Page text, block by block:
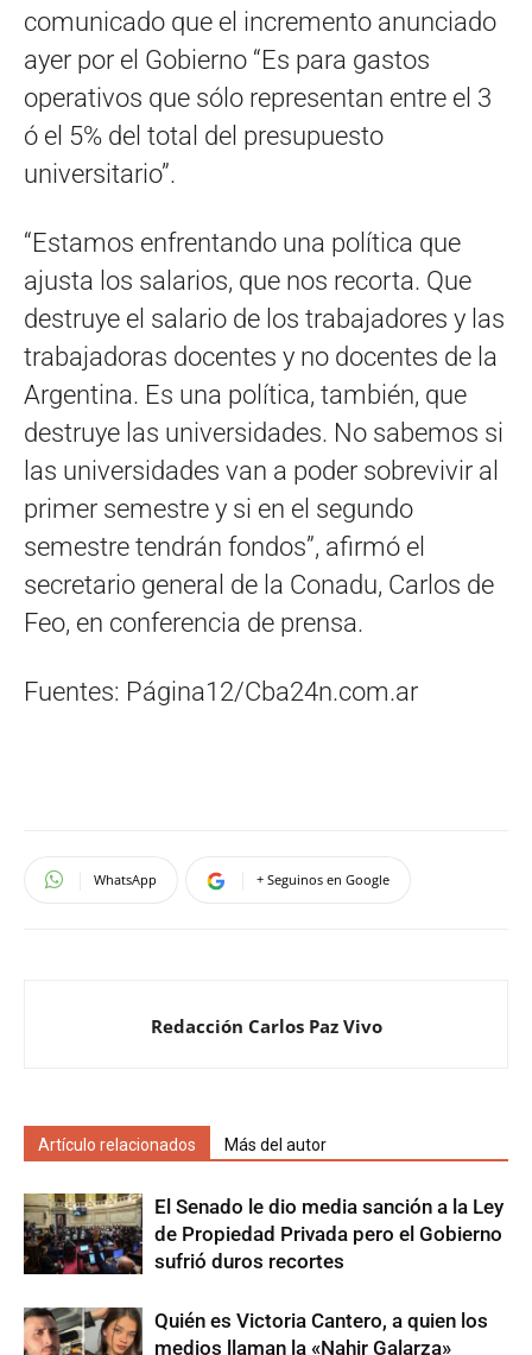
comunicado que el incremento anunciado
ayer por el Gobierno “Es para gastos
operativos que sólo representan entre el 3
ó el 5% del total del presupuesto
universitario”.
“Estamos enfrentando una política que
ajusta los salarios, que nos recorta. Que
destruye el salario de los trabajadores y las
trabajadoras docentes y no docentes de la
Argentina. Es una política, también, que
destruye las universidades. No sabemos si
las universidades van a poder sobrevivir al
primer semestre y si en el segundo
semestre tendrán fondos”, afirmó el
secretario general de la Conadu, Carlos de
Feo, en conferencia de prensa.
Fuentes: Página12/Cba24n.com.ar
WhatsApp + Seguinos en Google
Redacción Carlos Paz Vivo
Artículo relacionados Más del autor
El Senado le dio media sanción a la Ley
de Propiedad Privada pero el Gobierno
sufrió duros recortes
Quién es Victoria Cantero, a quien los
medios llaman la «Nahir Galarza»